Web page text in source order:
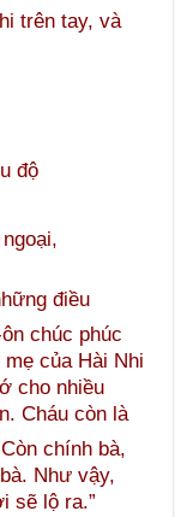
trên tay, và
độ
điều
chúc phúc
của Hài Nhi
cho nhiều
Cháu còn là
Còn chính bà,
Như vậy,
sẽ lộ ra.”